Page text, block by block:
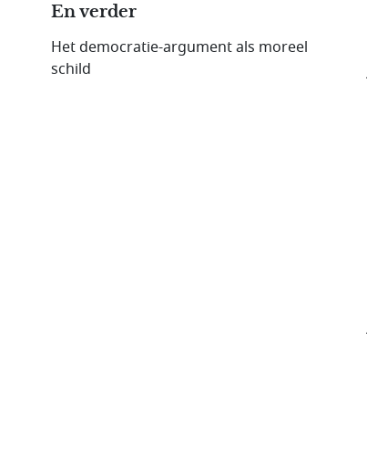
En verder
Het democratie-argument als moreel
schild